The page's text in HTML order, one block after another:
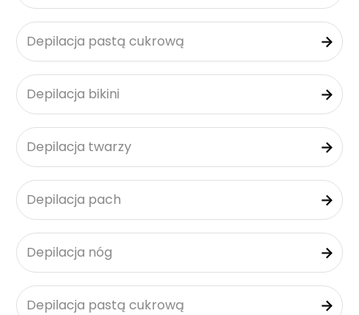
Depilacja pastą cukrową
Depilacja bikini
Depilacja twarzy
Depilacja pach
Depilacja nóg
Depilacja pastą cukrową